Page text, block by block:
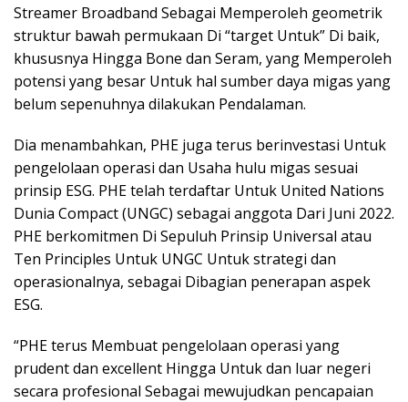
Streamer Broadband Sebagai Memperoleh geometrik
struktur bawah permukaan Di “target Untuk” Di baik,
khususnya Hingga Bone dan Seram, yang Memperoleh
potensi yang besar Untuk hal sumber daya migas yang
belum sepenuhnya dilakukan Pendalaman.
Dia menambahkan, PHE juga terus berinvestasi Untuk
pengelolaan operasi dan Usaha hulu migas sesuai
prinsip ESG. PHE telah terdaftar Untuk United Nations
Dunia Compact (UNGC) sebagai anggota Dari Juni 2022.
PHE berkomitmen Di Sepuluh Prinsip Universal atau
Ten Principles Untuk UNGC Untuk strategi dan
operasionalnya, sebagai Dibagian penerapan aspek
ESG.
“PHE terus Membuat pengelolaan operasi yang
prudent dan excellent Hingga Untuk dan luar negeri
secara profesional Sebagai mewujudkan pencapaian